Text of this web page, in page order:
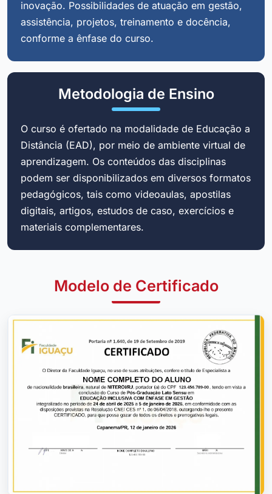
inovação. Possibilidades de atuação em gestão,
assistência, projetos, treinamento e docência,
conforme a ênfase do curso.
Metodologia de Ensino
O curso é ofertado na modalidade de Educação a
Distância (EAD), por meio de ambiente virtual de
aprendizagem. Os conteúdos das disciplinas
podem ser disponibilizados em diversos formatos
pedagógicos, tais como videoaulas, apostilas
digitais, artigos, estudos de caso, exercícios e
materiais complementares.
Modelo de Certificado